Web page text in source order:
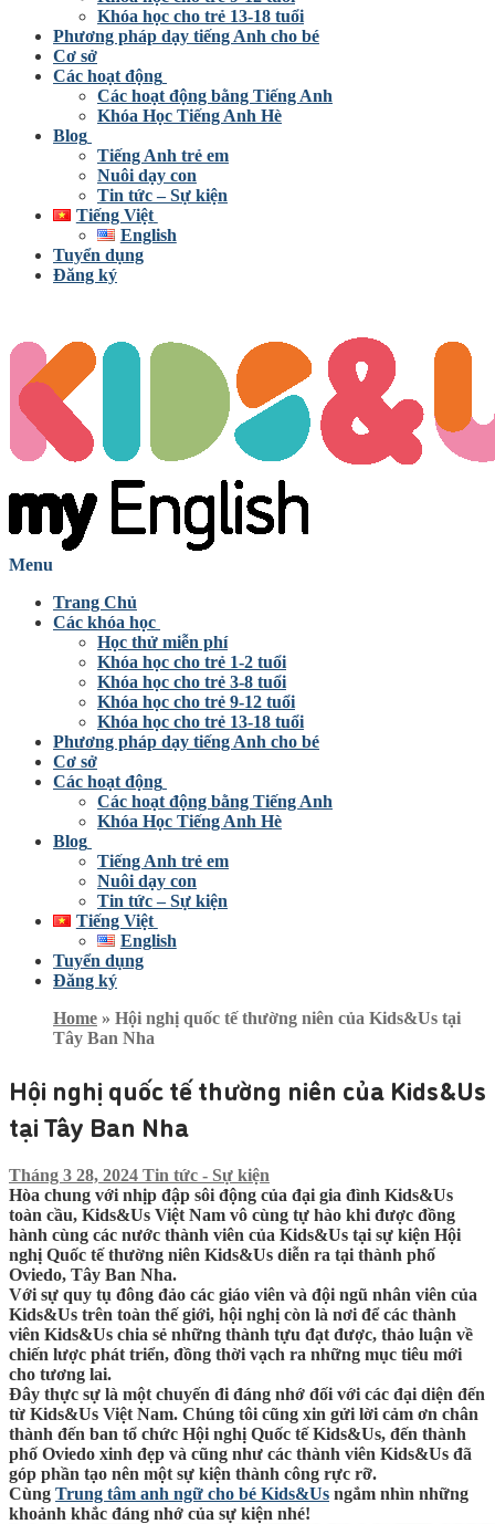
Khóa học cho trẻ 13-18 tuổi
Phương pháp dạy tiếng Anh cho bé
Cơ sở
Các hoạt động
Các hoạt động bằng Tiếng Anh
Khóa Học Tiếng Anh Hè
Blog
Tiếng Anh trẻ em
Nuôi dạy con
Tin tức – Sự kiện
Tiếng Việt
English
Tuyển dụng
Đăng ký
Menu
Trang Chủ
Các khóa học
Học thử miễn phí
Khóa học cho trẻ 1-2 tuổi
Khóa học cho trẻ 3-8 tuổi
Khóa học cho trẻ 9-12 tuổi
Khóa học cho trẻ 13-18 tuổi
Phương pháp dạy tiếng Anh cho bé
Cơ sở
Các hoạt động
Các hoạt động bằng Tiếng Anh
Khóa Học Tiếng Anh Hè
Blog
Tiếng Anh trẻ em
Nuôi dạy con
Tin tức – Sự kiện
Tiếng Việt
English
Tuyển dụng
Đăng ký
Home » Hội nghị quốc tế thường niên của Kids&Us tại
Tây Ban Nha
Hội nghị quốc tế thường niên của Kids&Us
tại Tây Ban Nha
Tháng 3 28, 2024 Tin tức - Sự kiện
Hòa chung với nhịp đập sôi động của đại gia đình Kids&Us
toàn cầu, Kids&Us Việt Nam vô cùng tự hào khi được đồng
hành cùng các nước thành viên của Kids&Us tại sự kiện Hội
nghị Quốc tế thường niên Kids&Us diễn ra tại thành phố
Oviedo, Tây Ban Nha.
Với sự quy tụ đông đảo các giáo viên và đội ngũ nhân viên của
Kids&Us trên toàn thế giới, hội nghị còn là nơi để các thành
viên Kids&Us chia sẻ những thành tựu đạt được, thảo luận về
chiến lược phát triển, đồng thời vạch ra những mục tiêu mới
cho tương lai.
Đây thực sự là một chuyến đi đáng nhớ đối với các đại diện đến
từ Kids&Us Việt Nam. Chúng tôi cũng xin gửi lời cảm ơn chân
thành đến ban tổ chức Hội nghị Quốc tế Kids&Us, đến thành
phố Oviedo xinh đẹp và cũng như các thành viên Kids&Us đã
góp phần tạo nên một sự kiện thành công rực rỡ.
Cùng Trung tâm anh ngữ cho bé Kids&Us ngắm nhìn những
khoảnh khắc đáng nhớ của sự kiện nhé!